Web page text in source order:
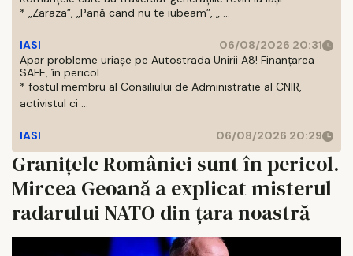
* „Zaraza”, „Pană cand nu te iubeam”, „ ...
IASI
06/08/2026 20:31
Apar probleme uriașe pe Autostrada Unirii A8! Finanțarea
SAFE, în pericol
* fostul membru al Consiliului de Administratie al CNIR,
activistul ci ...
IASI 06/08/2026 20:29
Granițele României sunt în pericol.
Mircea Geoană a explicat misterul
radarului NATO din țara noastră